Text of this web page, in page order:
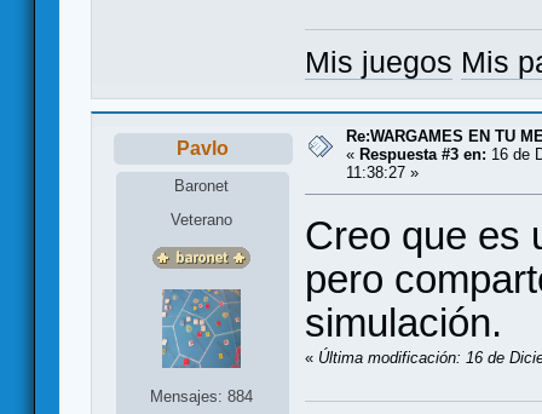
Mis juegos Mis
Pavlo
Baronet
Veterano
Mensajes: 884
Re:WARGAMES EN TU
« Respuesta #3 en: 16 de
11:38:27 »
Creo que es
pero
simulación.
« Última modificación: 16 de